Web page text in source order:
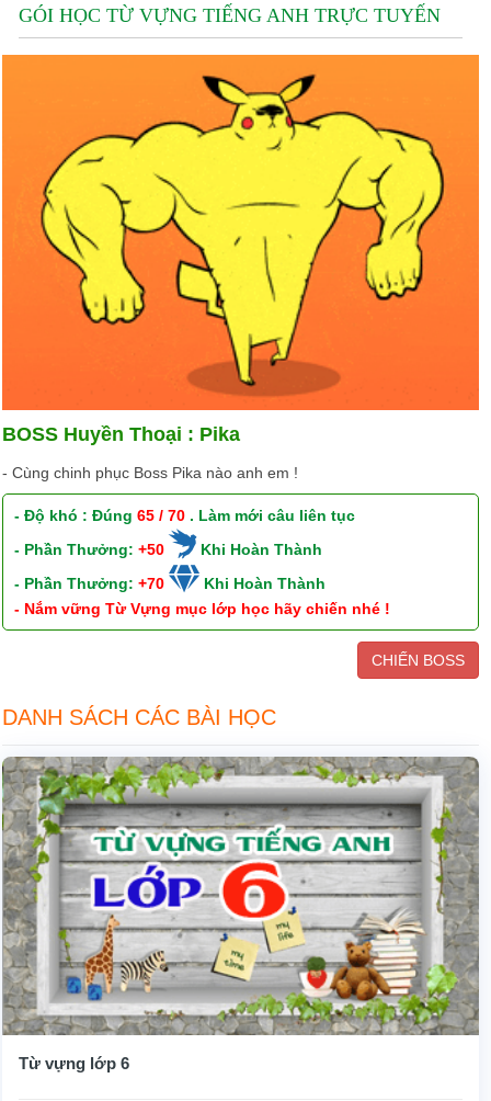
GÓI HỌC TỪ VỰNG TIẾNG ANH TRỰC TUYẾN
BOSS Huyền Thoại : Pika
- Cùng chinh phục Boss Pika nào anh em !
- Độ khó : Đúng65 / 70 . Làm mới câu liên tục
- Phần Thưởng:+50
Khi Hoàn Thành
- Phần Thưởng:+70
Khi Hoàn Thành
- Nắm vững Từ Vựng mục lớp học hãy chiến nhé !
CHIẾN BOSS
DANH SÁCH CÁC BÀI HỌC
Từ vựng lớp 6